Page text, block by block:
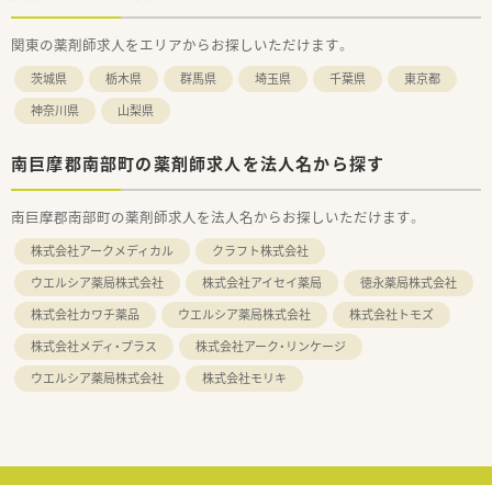
関東の薬剤師求人をエリアからお探しいただけます。
茨城県 栃木県 群馬県 埼玉県 千葉県
東京都
神奈川県
山梨県
南巨摩郡南部町の薬剤師求人を法人名から探す
南巨摩郡南部町の薬剤師求人を法人名からお探しいただけます。
株式会社アークメディカル
クラフト株式会社
ウエルシア薬局株式会社
株式会社アイセイ薬局
徳永薬局株式会社
株式会社カワチ薬品
ウエルシア薬局株式会社
株式会社トモズ
株式会社メディ・プラス
株式会社アーク・リンケージ
ウエルシア薬局株式会社
株式会社モリキ